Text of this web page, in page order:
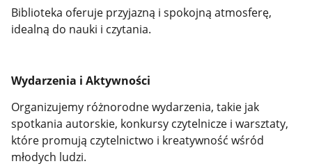
Biblioteka oferuje przyjazną i spokojną atmosferę,
idealną do nauki i czytania.
Wydarzenia i Aktywności
Organizujemy różnorodne wydarzenia, takie jak
spotkania autorskie, konkursy czytelnicze i warsztaty,
które promują czytelnictwo i kreatywność wśród
młodych ludzi.